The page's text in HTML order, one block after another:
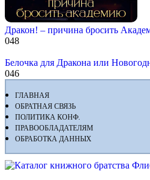
Дракон! – причина бросить
048
Белочка для Дракона или
046
ГЛАВНАЯ
ОБРАТНАЯ СВЯЗЬ
ПОЛИТИКА КОНФ.
ПРАВООБЛАДАТЕЛЯМ
ОБРАБОТКА ДАННЫХ